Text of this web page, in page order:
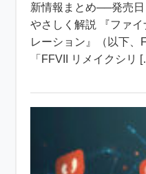
新情報まとめ──発売
やさしく解説 『ファ
レーション』（以下、
「FFVII リメイクシリ